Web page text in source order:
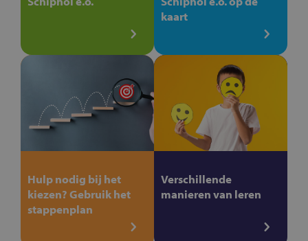
kaart
Hulp nodig bij het
kiezen? Gebruik het
stappenplan
Verschillende
manieren van leren